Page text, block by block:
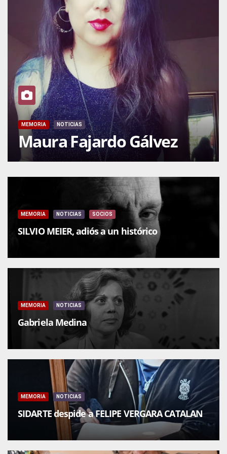
MEMORIA NOTICIAS
Maura Fajardo Gálvez
MEMORIA NOTICIAS SOCIOS
SILVIO MEIER, adiós a un histórico
MEMORIA NOTICIAS
Gabriela Medina
MEMORIA NOTICIAS
SIDARTE despide a FELIPE VERGARA CATALAN